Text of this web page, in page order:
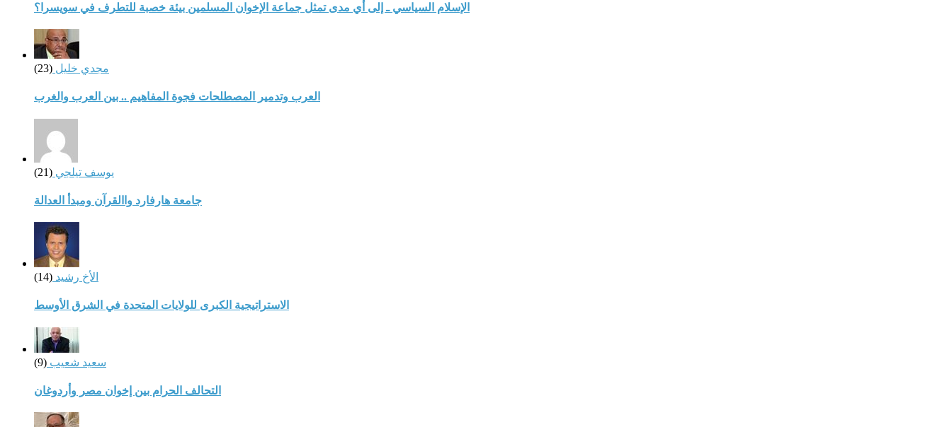
الإسلام السياسي ـ إلى أي مدى تمثل جماعة الإخوان المسلمين بيئة خصبة للتطرف في سويسرا؟
مجدي خليل (23)
العرب وتدمير المصطلحات فجوة المفاهيم .. بين العرب والغرب
يوسف تيلجي (21)
جامعة هارفارد واالقرآن ومبدأ العدالة
الأخ رشيد (14)
الاستراتيجية الكبرى للولايات المتحدة في الشرق الأوسط
سعيد شعيب (9)
التحالف الحرام بين إخوان مصر وأردوغان